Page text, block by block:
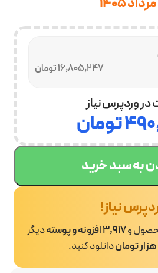
16,805,247 تومان
وردپرس نیاز
تومان
به سبد خرید
نیاز!
و3,917 افزونه و پوسته
دیگر
دانلود کنید.